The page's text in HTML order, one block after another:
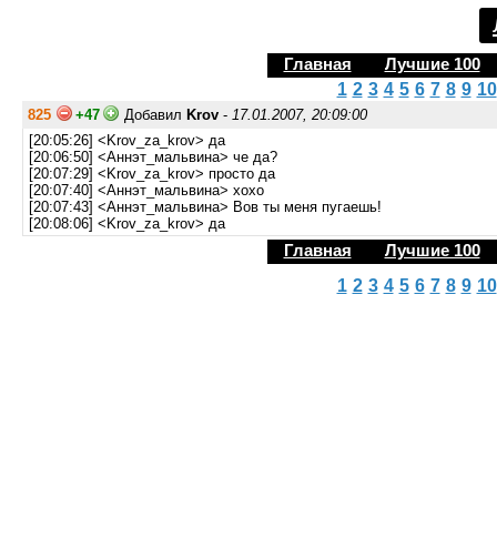
Главная Лучшие 100
1 2 3 4 5 6 7 8 9 10
825 +47 Добавил Krov - 17.01.2007, 20:09:00
[20:05:26] <Krov_za_krov> да
[20:06:50] <Аннэт_мальвина> че да?
[20:07:29] <Krov_za_krov> просто да
[20:07:40] <Аннэт_мальвина> хохо
[20:07:43] <Аннэт_мальвина> Вов ты меня пугаешь!
[20:08:06] <Krov_za_krov> да
Главная Лучшие 100
1 2 3 4 5 6 7 8 9 10